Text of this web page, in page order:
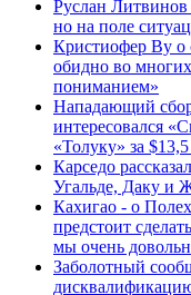
Руслан
но на поле
Кристиофер Ву о
обидно во
пониманием»
Нападающий
интересовался
«Толуку» за
Карседо
Угальде, Даку и
Кахигао - о
предстоит
мы очень
Заболотный